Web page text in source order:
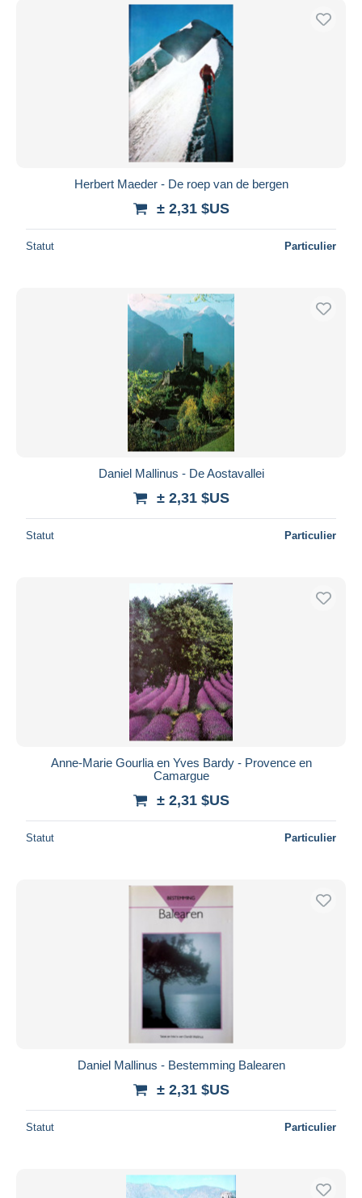
Herbert Maeder - De roep van de bergen
± 2,31 $US
Statut Particulier
Daniel Mallinus - De Aostavallei
± 2,31 $US
Statut Particulier
Anne-Marie Gourlia en Yves Bardy - Provence en
Camargue
± 2,31 $US
Statut Particulier
Daniel Mallinus - Bestemming Balearen
± 2,31 $US
Statut Particulier